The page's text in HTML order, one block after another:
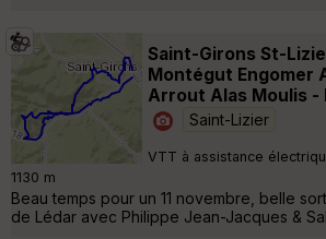
Saint-Girons St-
Montégut Engomer
Arrout Alas Moulis -
Saint-Lizier
VTT à assistance
1130 m
Beau temps pour un 11 novembre, belle
de Lédar avec Philippe Jean-Jacques &